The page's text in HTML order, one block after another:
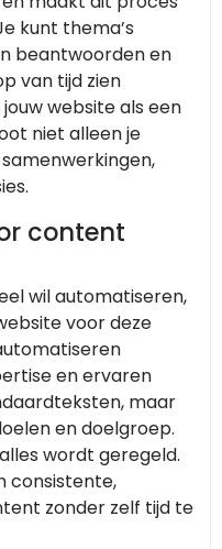
kunt thema’s
beantwoorden en
van tijd zien
website als een
niet alleen je
content
wil automatiseren,
voor deze
en ervaren
maar
en doelgroep.
wordt geregeld.
consistente,
zonder zelf tijd te